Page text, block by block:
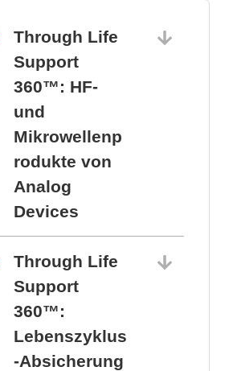
Through Life
Support
360™: HF-
und
Mikrowellenp
rodukte von
Analog
Devices
Through Life
Support
360™:
Lebenszyklus
-Absicherung